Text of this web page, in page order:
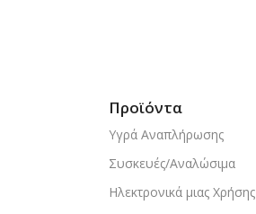
Προϊόντα
Υγρά Αναπλήρωσης
Συσκευές/Αναλώσιμα
Ηλεκτρονικά μιας Χρήσης